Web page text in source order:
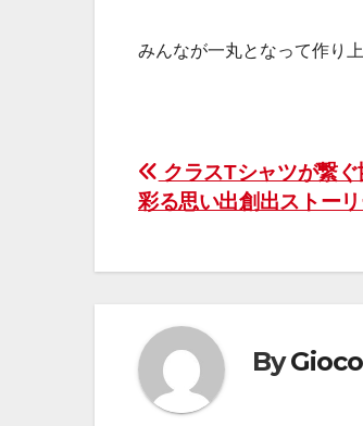
みんなが一丸となって作り
投
稿
ナ
ゲ
ー
クラスTシャツが繋
彩る思い出創出ストー
By